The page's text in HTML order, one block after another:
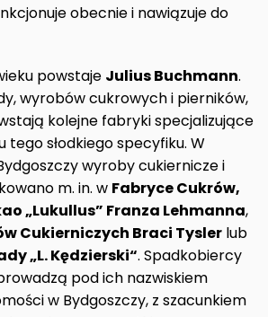
obecnie i nawiązuje do
powstaje Julius Buchmann.
wyrobów cukrowych i pierników,
kolejne fabryki specjalizujące
tego słodkiego specyfiku. W
wyroby cukiernicze i
m. in. w Fabryce Cukrów,
„Lukullus” Franza Lehmanna,
Cukierniczych Braci Tysler lub
„L. Kędzierski“. Spadkobiercy
pod ich nazwiskiem
w Bydgoszczy, z szacunkiem